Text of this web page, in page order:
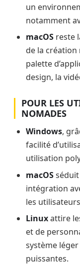
un
notamment
macOS reste
de la création
palette
design, la
POUR LES
NOMADES
Windows,
facilité
utilisation
macOS
intégration
les
Linuxattire
et de
système
puissantes.